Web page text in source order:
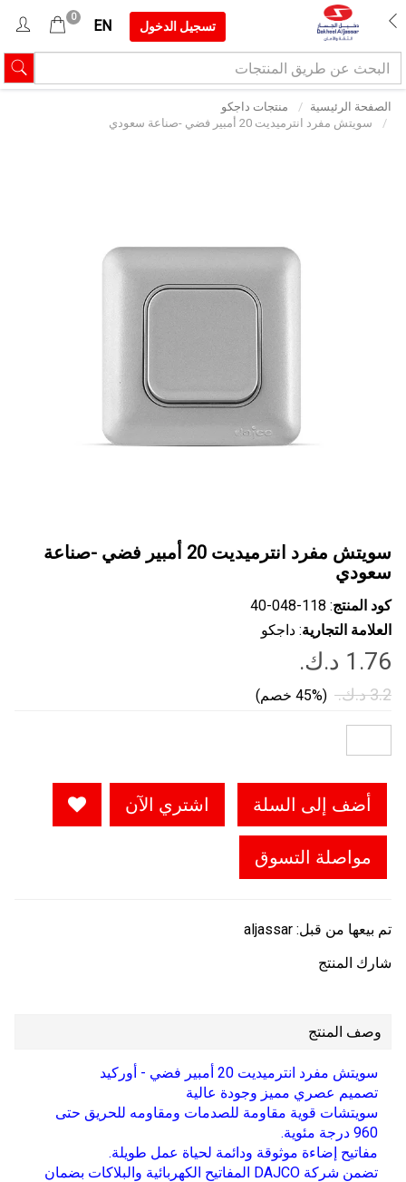
تسجيل الدخول EN
0
الصفحة الرئيسية
منتجات داجكو
سويتش مفرد انترميديت 20 أمبير فضي -صناعة سعودي
سويتش مفرد انترميديت 20 أمبير فضي -صناعة
سعودي
كود المنتج: ‎40-048-118
العلامة التجارية: داجكو
(45% خصم)
أضف إلى السلة اشتري الآن
مواصلة التسوق
تم بيعها من قبل: aljassar
شارك المنتج
وصف المنتج
سويتش مفرد انترميديت 20 أمبير فضي - أوركيد
تصميم عصري مميز وجودة عالية
سويتشات قوية مقاومة للصدمات ومقاومه للحريق حتى
960 درجة مئوية.
مفاتيح إضاءة موثوقة ودائمة لحياة عمل طويلة.
تضمن شركة DAJCO المفاتيح الكهربائية والبلاكات بضمان